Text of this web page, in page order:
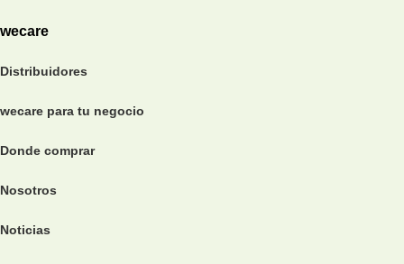
wecare
Distribuidores
wecare para tu negocio
Donde comprar
Nosotros
Noticias